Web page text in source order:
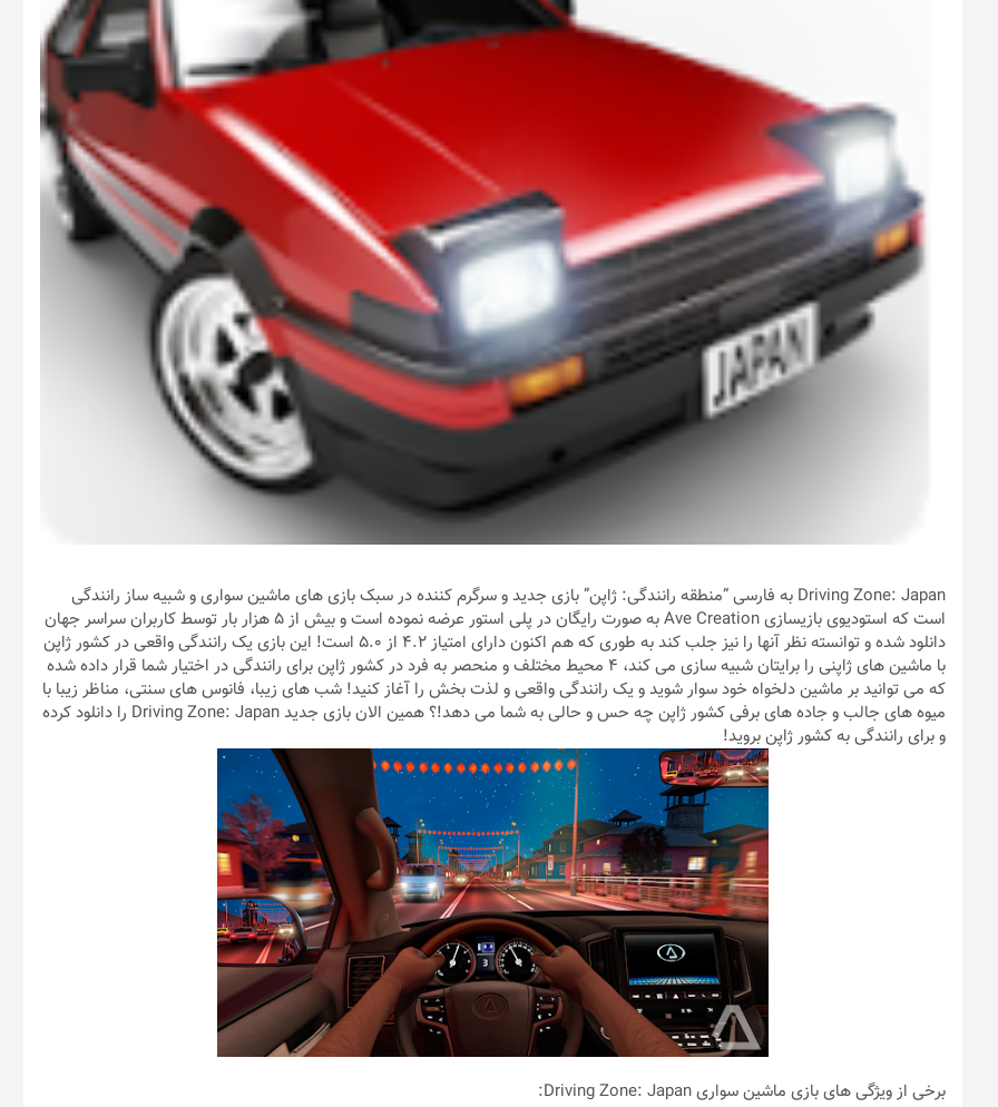
Driving Zone: Japan به فارسی “منطقه رانندگی: ژاپن” بازی جدید و سرگرم کننده در سبک بازی های ماشین سواری و شبیه ساز رانندگی
است که استودیوی بازیسازی Ave Creation به صورت رایگان در پلی استور عرضه نموده است و بیش از 5 هزار بار توسط کاربران سراسر جهان
دانلود شده و توانسته نظر آنها را نیز جلب کند به طوری که هم اکنون دارای امتیاز 4.2 از 5.0 است! این بازی یک رانندگی واقعی در کشور ژاپن
با ماشین های ژاپنی را برایتان شبیه سازی می کند، 4 محیط مختلف و منحصر به فرد در کشور ژاپن برای رانندگی در اختیار شما قرار داده شده
که می توانید بر ماشین دلخواه خود سوار شوید و یک رانندگی واقعی و لذت بخش را آغاز کنید! شب های زیبا، فانوس های سنتی، مناظر زیبا با
میوه های جالب و جاده های برفی کشور ژاپن چه حس و حالی به شما می دهد!؟ همین الان بازی جدید Driving Zone: Japan را دانلود کرده
و برای رانندگی به کشور ژاپن بروید!
برخی از ویژگی های بازی ماشین سواری Driving Zone: Japan: